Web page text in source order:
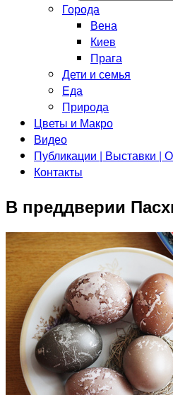
Города
Вена
Киев
Прага
Дети и семья
Еда
Природа
Цветы и Макро
Видео
Публикации | Выставки |
Контакты
В преддверии